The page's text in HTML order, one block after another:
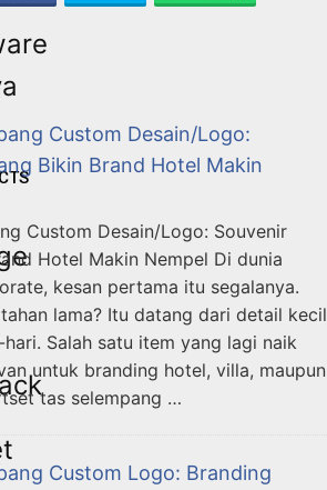
Custom Desain/Logo:
Bikin Brand Hotel Makin
Custom Desain/Logo: Souvenir
Hotel Makin Nempel Di dunia
kesan pertama itu segalanya.
lama? Itu datang dari detail kecil
Salah satu item yang lagi naik
untuk branding hotel, villa, maupun
tas selempang …
Custom Logo: Branding